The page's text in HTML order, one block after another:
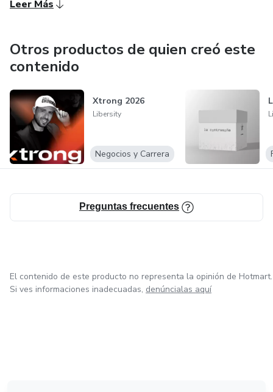
Leer Más
Otros productos de quien creó este
contenido
Xtrong 2026
Libersity
Negocios y Carrera
Preguntas frecuentes
El contenido de este producto no representa la opinión de Hotmart.
Si ves informaciones inadecuadas, denúncialas aquí